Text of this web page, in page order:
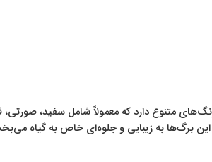
متنوع دارد که معمولاً شامل سفید،
برگ‌ها به زیبایی و جلوه‌ای خاص به گیاه